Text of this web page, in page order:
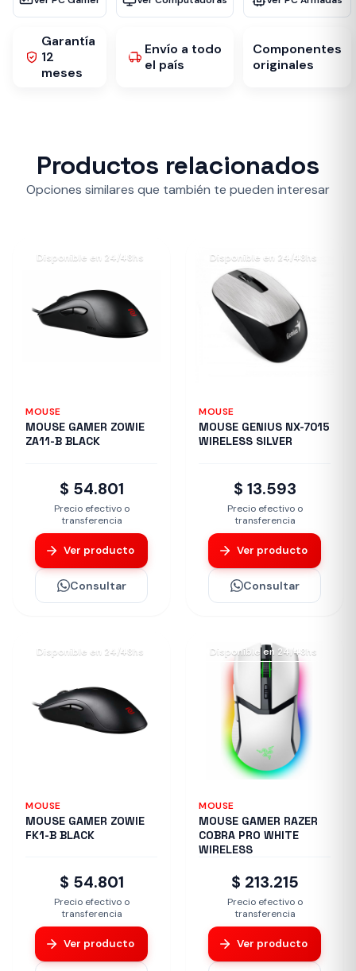
Garantía
12
meses
Envío a todo
el país
Componentes
originales
Productos relacionados
Opciones similares que también te pueden interesar
Disponible en 24/48hs
MOUSE
MOUSE GAMER ZOWIE
ZA11-B BLACK
$ 54.801
Precio efectivo o
transferencia
Ver producto
Consultar
Disponible en 24/48hs
MOUSE
MOUSE GENIUS NX-7015
WIRELESS SILVER
$ 13.593
Precio efectivo o
transferencia
Ver producto
Consultar
Disponible en 24/48hs
MOUSE
MOUSE GAMER ZOWIE
FK1-B BLACK
$ 54.801
Precio efectivo o
transferencia
Ver producto
Disponible en 24/48hs
MOUSE
MOUSE GAMER RAZER
COBRA PRO WHITE
WIRELESS
$ 213.215
Precio efectivo o
transferencia
Ver producto